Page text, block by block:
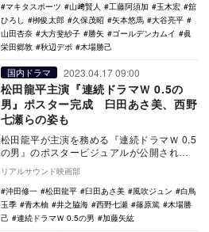
マキタスポーツ
山﨑賢人 工藤阿須加 玉木宏
舘
ひろし
栁俊太郎 久保茂昭 矢本悠馬
大谷亮平
山田杏奈
大方斐紗子 勝矢 ゴールデンカムイ
眞
栄田郷敦
秋辺デボ 木場勝己
国内ドラマ 2023.04.17 09:00
松田龍平主演『連続ドラマＷ 0.5の
男』ポスター完成 臼田あさ美、西野
七瀬らの姿も
松田龍平が主演を務める『連続ドラマＷ 0.5
の男』のポスタービジュアルが公開され
た。 2016年公開の映画『モヒカン故郷に
帰…
リアルサウンド映画部
沖田修一
松田龍平 臼田あさ美 風吹ジュン
白鳥
玉季
青木柚 井之脇海 西野七瀬 篠原篤
木場勝
己
連続ドラマＷ 0.5の男 加藤矢紘